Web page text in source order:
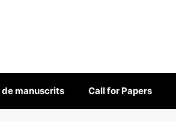
manuscrits Call for Papers